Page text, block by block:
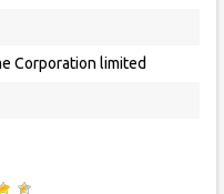
Corporation limited